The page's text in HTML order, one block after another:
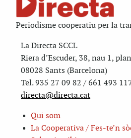
Periodisme cooperatiu per la
La Directa SCCL
Riera d’Escuder, 38, nau 1,
08028 Sants (Barcelona)
Tel. 935 27 09 82 / 661 493
directa@directa.cat
Qui som
La Cooperativa / Fes-te’n